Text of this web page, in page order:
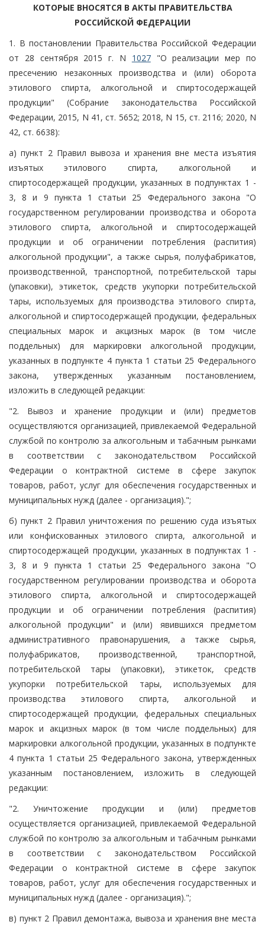
КОТОРЫЕ ВНОСЯТСЯ В АКТЫ ПРАВИТЕЛЬСТВА
РОССИЙСКОЙ ФЕДЕРАЦИИ
1. В постановлении Правительства Российской Федерации
от 28 сентября 2015 г. N 1027"О реализации мер по
пресечению незаконных производства и (или) оборота
этилового спирта, алкогольной и спиртосодержащей
продукции" (Собрание законодательства Российской
Федерации, 2015, N 41, ст. 5652; 2018, N 15, ст. 2116; 2020, N
42, ст. 6638):
а) пункт 2 Правил вывоза и хранения вне места изъятия
изъятых этилового спирта, алкогольной и
спиртосодержащей продукции, указанных в подпунктах 1 -
3, 8 и 9 пункта 1 статьи 25 Федерального закона "О
государственном регулировании производства и оборота
этилового спирта, алкогольной и спиртосодержащей
продукции и об ограничении потребления (распития)
алкогольной продукции", а также сырья, полуфабрикатов,
производственной, транспортной, потребительской тары
(упаковки), этикеток, средств укупорки потребительской
тары, используемых для производства этилового спирта,
алкогольной и спиртосодержащей продукции, федеральных
специальных марок и акцизных марок (в том числе
поддельных) для маркировки алкогольной продукции,
указанных в подпункте 4 пункта 1 статьи 25 Федерального
закона, утвержденных указанным постановлением,
изложить в следующей редакции:
"2. Вывоз и хранение продукции и (или) предметов
осуществляются организацией, привлекаемой Федеральной
службой по контролю за алкогольным и табачным рынками
в соответствии с законодательством Российской
Федерации о контрактной системе в сфере закупок
товаров, работ, услуг для обеспечения государственных и
муниципальных нужд (далее - организация).";
б) пункт 2 Правил уничтожения по решению суда изъятых
или конфискованных этилового спирта, алкогольной и
спиртосодержащей продукции, указанных в подпунктах 1 -
3, 8 и 9 пункта 1 статьи 25 Федерального закона "О
государственном регулировании производства и оборота
этилового спирта, алкогольной и спиртосодержащей
продукции и об ограничении потребления (распития)
алкогольной продукции" и (или) явившихся предметом
административного правонарушения, а также сырья,
полуфабрикатов, производственной, транспортной,
потребительской тары (упаковки), этикеток, средств
укупорки потребительской тары, используемых для
производства этилового спирта, алкогольной и
спиртосодержащей продукции, федеральных специальных
марок и акцизных марок (в том числе поддельных) для
маркировки алкогольной продукции, указанных в подпункте
4 пункта 1 статьи 25 Федерального закона, утвержденных
указанным постановлением, изложить в следующей
редакции:
"2. Уничтожение продукции и (или) предметов
осуществляется организацией, привлекаемой Федеральной
службой по контролю за алкогольным и табачным рынками
в соответствии с законодательством Российской
Федерации о контрактной системе в сфере закупок
товаров, работ, услуг для обеспечения государственных и
муниципальных нужд (далее - организация).";
в) пункт 2 Правил демонтажа, вывоза и хранения вне места